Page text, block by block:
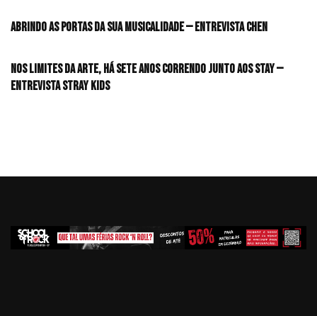
Abrindo as portas da sua musicalidade — Entrevista CHEN
Nos limites da arte, há sete anos correndo junto aos STAY —
Entrevista Stray Kids